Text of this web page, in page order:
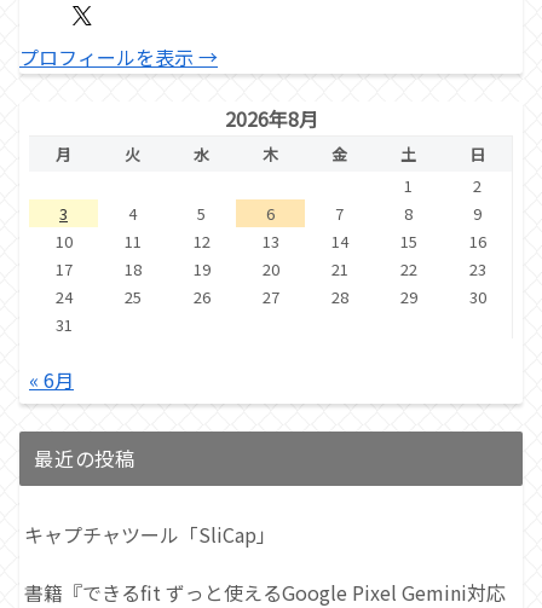
プロフィールを表示 →
2026年8月
月 火 水 木 金 土
日
1
2
3
4 5 6 7 8
9
10
11 12 13 14 15
16
17
18 19 20 21 22
23
24
25 26 27 28 29
30
31
« 6月
最近の投稿
キャプチャツール「SliCap」
書籍『できるfit ずっと使えるGoogle Pixel Gemini対応